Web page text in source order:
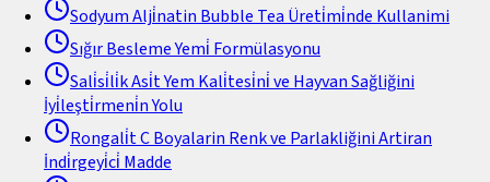
Sodyum Alji̇natin Bubble Tea Üreti̇mi̇nde Kullanimi
Sığır Besleme Yemi̇ Formülasyonu
Sali̇si̇li̇k Asi̇t Yem Kali̇tesi̇ni̇ ve Hayvan Sağliğini
İyi̇leşti̇rmeni̇n Yolu
Rongali̇t C Boyalarin Renk ve Parlakliğini Artiran
İndi̇rgeyi̇ci̇ Madde